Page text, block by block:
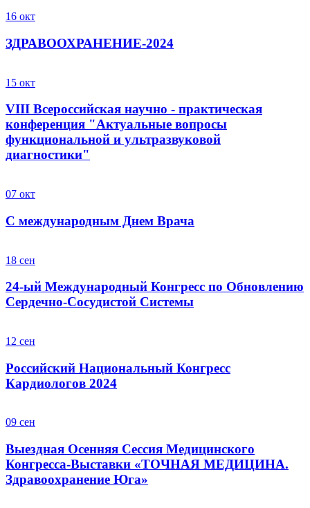
16 окт
ЗДРАВООХРАНЕНИЕ-2024
15 окт
VIII Всероссийская научно - практическая
конференция "Актуальные вопросы
функциональной и ультразвуковой
диагностики"
07 окт
С международным Днем Врача
18 сен
24-ый Международный Конгресс по Обновлению
Cердечно-Cосудистой Cистемы
12 сен
Российский Национальный Конгресс
Кардиологов 2024
09 сен
Выездная Осенняя Сессия Медицинского
Конгресса-Выставки «ТОЧНАЯ МЕДИЦИНА.
Здравоохранение Юга»